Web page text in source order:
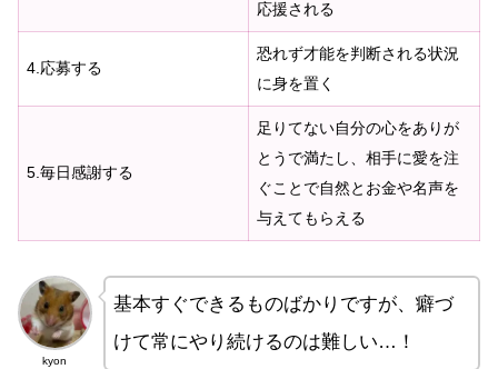
応援される
4.応募する
恐れず才能を判断される状況
に身を置く
5.毎日感謝する
足りてない自分の心をありが
とうで満たし、相手に愛を注
ぐことで自然とお金や名声を
与えてもらえる
kyon
基本すぐできるものばかりですが、癖づ
けて常にやり続けるのは難しい…！